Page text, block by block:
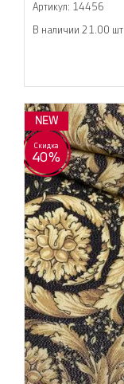
Артикул: 14456
В наличии 21.00 шт
NEW
Скидка
40%